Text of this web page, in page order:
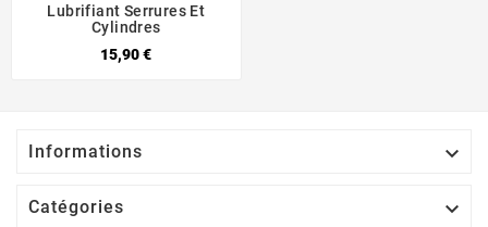
Lubrifiant Serrures Et
Cylindres
15,90 €
Informations 
Catégories 